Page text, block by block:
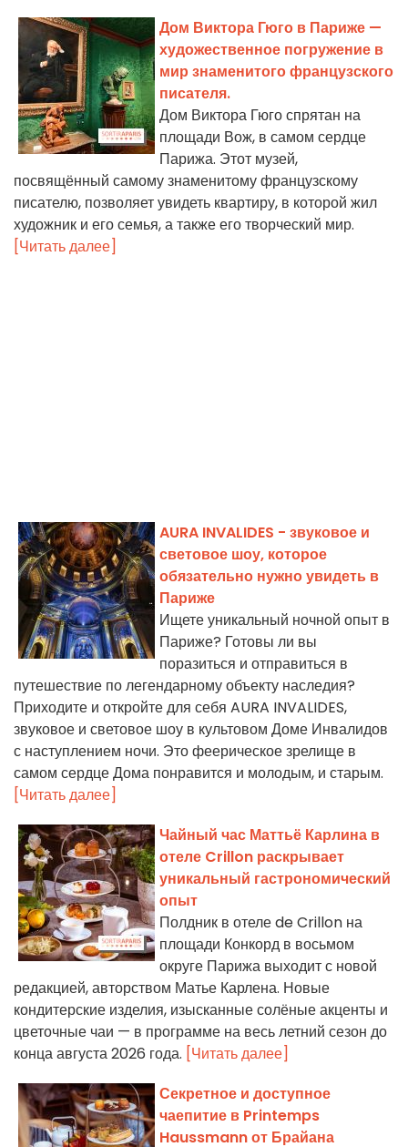
Дом Виктора Гюго в Париже —
художественное погружение в
мир знаменитого французского
писателя.
Дом Виктора Гюго спрятан на
площади Вож, в самом сердце
Парижа. Этот музей,
посвящённый самому знаменитому французскому
писателю, позволяет увидеть квартиру, в которой жил
художник и его семья, а также его творческий мир.
[Читать далее]
AURA INVALIDES - звуковое и
световое шоу, которое
обязательно нужно увидеть в
Париже
Ищете уникальный ночной опыт в
Париже? Готовы ли вы
поразиться и отправиться в
путешествие по легендарному объекту наследия?
Приходите и откройте для себя AURA INVALIDES,
звуковое и световое шоу в культовом Доме Инвалидов
с наступлением ночи. Это феерическое зрелище в
самом сердце Дома понравится и молодым, и старым.
[Читать далее]
Чайный час Маттьё Карлина в
отеле Crillon раскрывает
уникальный гастрономический
опыт
Полдник в отеле de Crillon на
площади Конкорд в восьмом
округе Парижа выходит с новой
редакцией, авторством Матье Карлена. Новые
кондитерские изделия, изысканные солёные акценты и
цветочные чаи — в программе на весь летний сезон до
конца августа 2026 года. [Читать далее]
Секретное и доступное
чаепитие в Printemps
Haussmann от Брайана